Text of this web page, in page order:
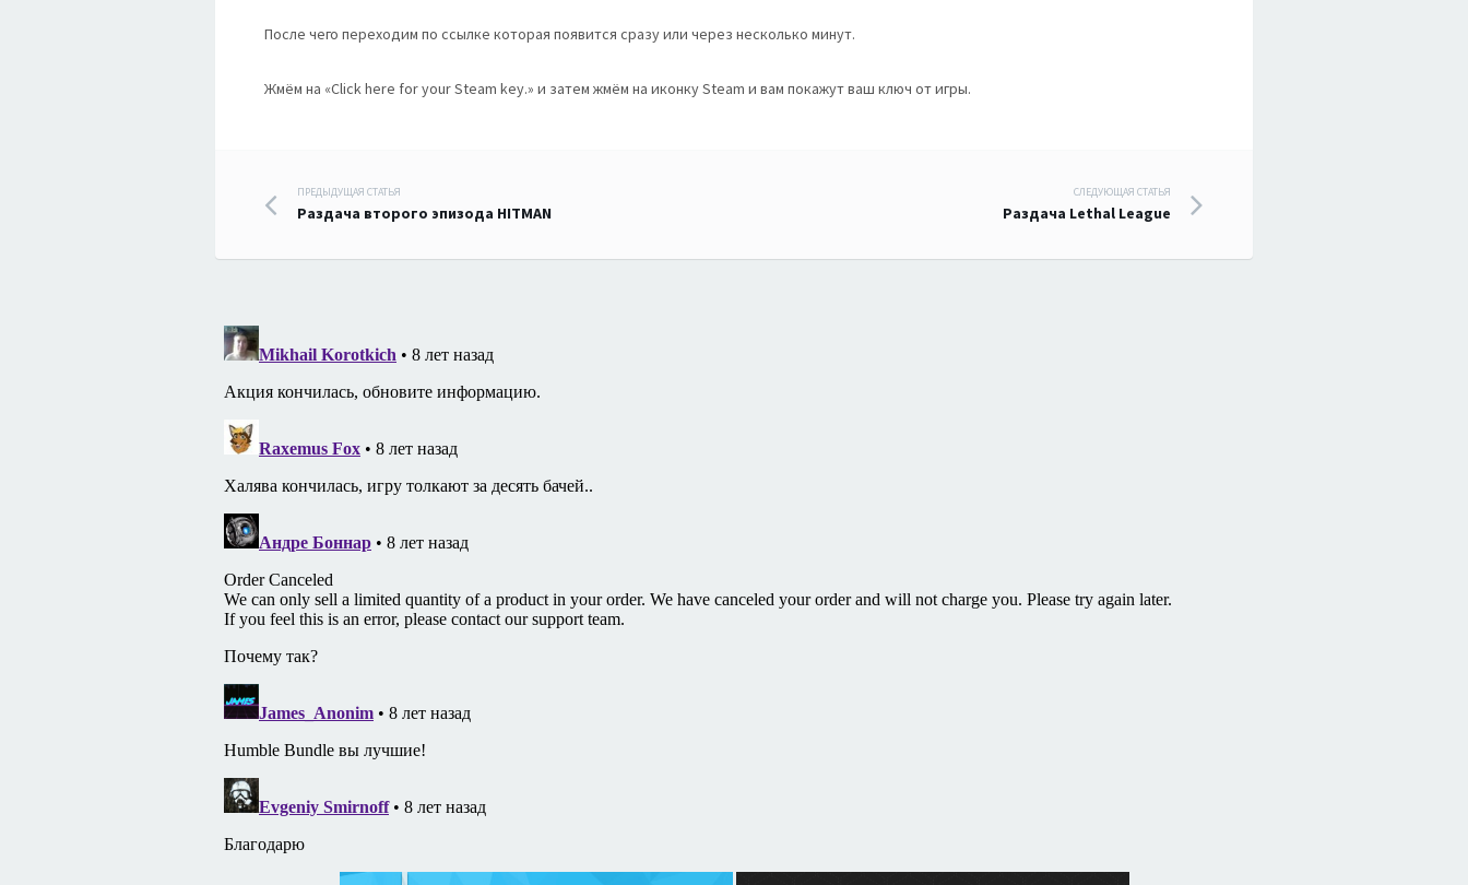
После чего переходим по ссылке которая появится сразу или через несколько минут.
Жмём на «Click here for your Steam key.» и затем жмём на иконку Steam и вам покажут ваш ключ от игры.
Навигация
по
ПРЕДЫДУЩАЯ СТАТЬЯ
Раздача второго эпизода HITMAN
СЛЕДУЮЩАЯ СТАТЬЯ
Раздача Lethal League